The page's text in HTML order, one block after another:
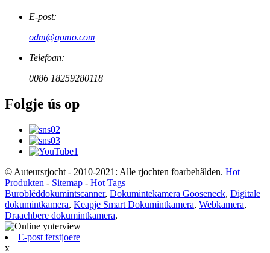
E-post:
odm@qomo.com
Telefoan:
0086 18259280118
Folgje ús op
© Auteursrjocht - 2010-2021: Alle rjochten foarbehâlden. Hot
Produkten - Sitemap - Hot Tags
Buroblêddokumintscanner, Dokumintekamera Gooseneck, Digitale
dokumintkamera, Keapje Smart Dokumintkamera, Webkamera,
Draachbere dokumintkamera,
E-post ferstjoere
x